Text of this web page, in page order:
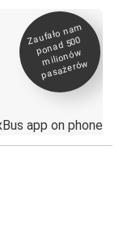
Zaufało na
m
ponad 500
milionó
w
pasażeró
w